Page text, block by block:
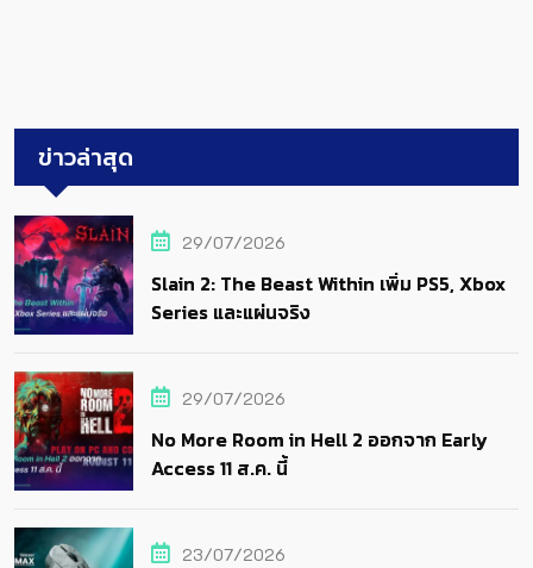
ข่าวล่าสุด
29/07/2026
Slain 2: The Beast Within เพิ่ม PS5, Xbox
Series และแผ่นจริง
29/07/2026
No More Room in Hell 2 ออกจาก Early
Access 11 ส.ค. นี้
23/07/2026